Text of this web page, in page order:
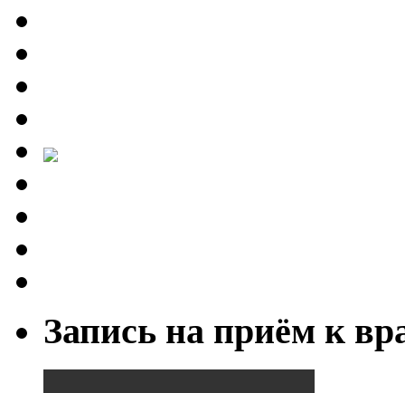
Запись на приём к